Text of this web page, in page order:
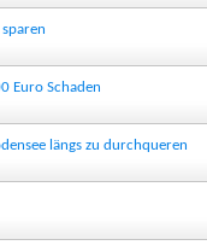
Euro Schaden
längs zu durchqueren